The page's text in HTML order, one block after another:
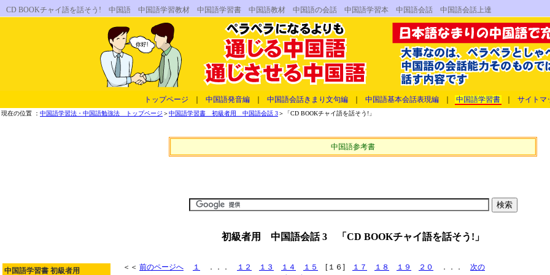
CD BOOKチャイ語を話そう! 中国語 中国語学習教材 中国語学習書 中国語教材 中国語の会話 中国語学習本 中国語会話 中国語会話上達
トップページ 中国語発音編 中国語会話きまり文句編 中国語基本会話表現編 中国語学習書 サイトマ
現在の位置 ： 中国語学習法・中国語勉強法 トップページ ＞中国語学習書 初級者用 中国語会話 3＞「CD BOOKチャイ語を話そう!」
中国語参考書
初級者用 中国語会話 3 「CD BOOKチャイ語を話そう!」
中国語学習書 初級者用 ＜＜ 前のページへ １ ．．． １２ １３ １４ １５ [１６] １７ １８ １９ ２０ ．．． 次の